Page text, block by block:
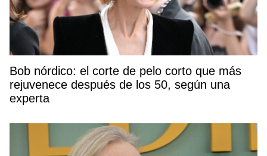
Bob nórdico: el corte de pelo corto que más
rejuvenece después de los 50, según una
experta